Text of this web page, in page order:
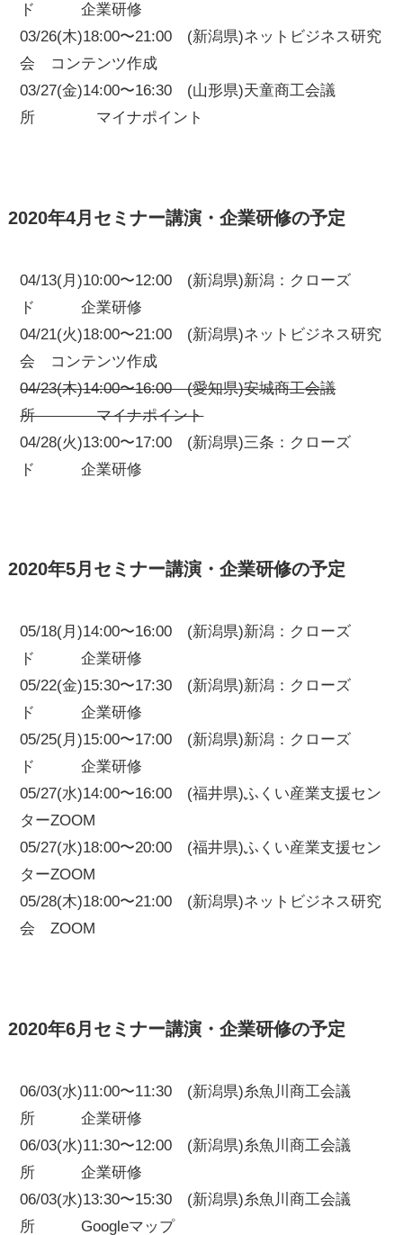
ド 企業研修
03/26(木)18:00〜21:00 (新潟県)ネットビジネス研究
会 コンテンツ作成
03/27(金)14:00〜16:30 (山形県)天童商工会議
所 マイナポイント
2020年4月セミナー講演・企業研修の予定
04/13(月)10:00〜12:00 (新潟県)新潟：クローズ
ド 企業研修
04/21(火)18:00〜21:00 (新潟県)ネットビジネス研究
会 コンテンツ作成
04/23(木)14:00〜16:00 (愛知県)安城商工会議
所 マイナポイント
04/28(火)13:00〜17:00 (新潟県)三条：クローズ
ド 企業研修
2020年5月セミナー講演・企業研修の予定
05/18(月)14:00〜16:00 (新潟県)新潟：クローズ
ド 企業研修
05/22(金)15:30〜17:30 (新潟県)新潟：クローズ
ド 企業研修
05/25(月)15:00〜17:00 (新潟県)新潟：クローズ
ド 企業研修
05/27(水)14:00〜16:00 (福井県)ふくい産業支援セン
ターZOOM
05/27(水)18:00〜20:00 (福井県)ふくい産業支援セン
ターZOOM
05/28(木)18:00〜21:00 (新潟県)ネットビジネス研究
会 ZOOM
2020年6月セミナー講演・企業研修の予定
06/03(水)11:00〜11:30 (新潟県)糸魚川商工会議
所 企業研修
06/03(水)11:30〜12:00 (新潟県)糸魚川商工会議
所 企業研修
06/03(水)13:30〜15:30 (新潟県)糸魚川商工会議
所 Googleマップ